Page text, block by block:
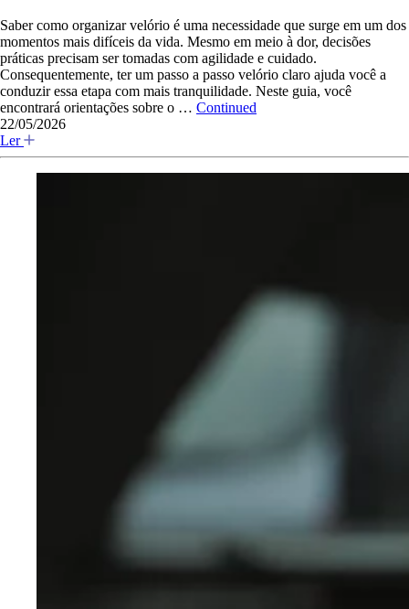
Saber como organizar velório é uma necessidade que surge em um dos
momentos mais difíceis da vida. Mesmo em meio à dor, decisões
práticas precisam ser tomadas com agilidade e cuidado.
Consequentemente, ter um passo a passo velório claro ajuda você a
conduzir essa etapa com mais tranquilidade. Neste guia, você
encontrará orientações sobre o … Continued
22/05/2026
Ler